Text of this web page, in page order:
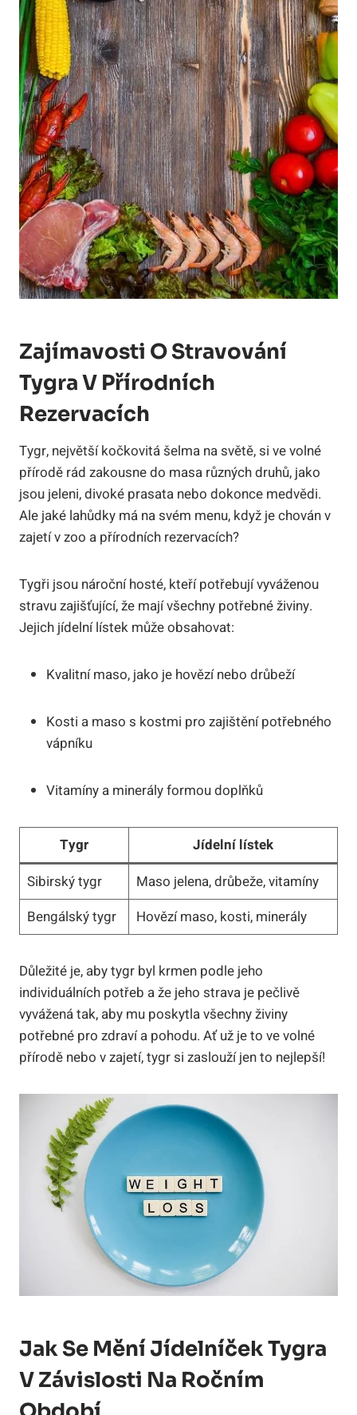
Zajímavosti O Stravování
Tygra V Přírodních
Rezervacích
Tygr, největší kočkovitá šelma na světě, si ve volné
přírodě rád zakousne do masa různých druhů, jako
jsou jeleni, divoké prasata nebo dokonce medvědi.
Ale jaké lahůdky má na svém menu, když je chován v
zajetí v zoo a přírodních rezervacích?
Tygři jsou nároční hosté, kteří potřebují vyváženou
stravu zajišťující, že mají všechny potřebné živiny.
Jejich jídelní lístek může obsahovat:
Kvalitní maso, jako je hovězí nebo drůbeží
Kosti a maso s kostmi pro zajištění potřebného
vápníku
Vitamíny a minerály formou doplňků
Tygr
Jídelní lístek
Sibirský tygr
Maso jelena, drůbeže, vitamíny
Bengálský tygr
Hovězí maso, kosti, minerály
Důležité je, aby tygr byl krmen podle jeho
individuálních potřeb a že jeho strava je pečlivě
vyvážená tak, aby mu poskytla všechny živiny
potřebné pro zdraví a pohodu. Ať už je to ve volné
přírodě nebo v zajetí, tygr si zaslouží jen to nejlepší!
Jak Se Mění Jídelníček Tygra
V Závislosti Na Ročním